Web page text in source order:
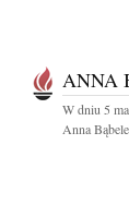
ANNA
W dniu 5
Anna